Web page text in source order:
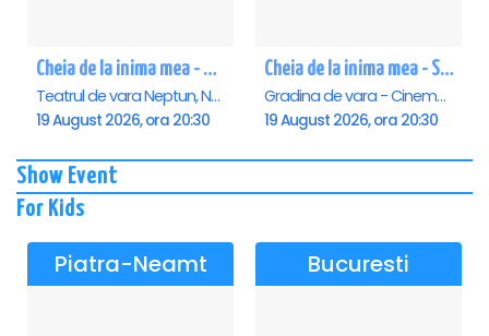
Cheia de la inima mea - Neptun
Teatrul de vara Neptun, Neptun
19 August 2026, ora 20:30
Cheia de la inima mea - Saturn
Gradina de vara - Cinema Saturn, Saturn
19 August 2026, ora 20:30
Show Event
For Kids
Piatra-Neamt Bucuresti